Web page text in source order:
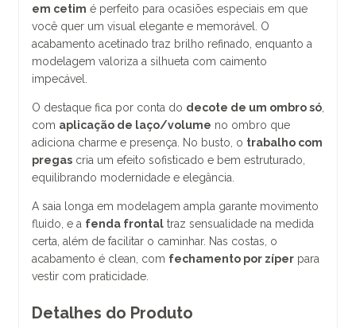
em cetim é perfeito para ocasiões especiais em que
você quer um visual elegante e memorável. O
acabamento acetinado traz brilho refinado, enquanto a
modelagem valoriza a silhueta com caimento
impecável.
O destaque fica por conta do decote de um ombro só
com aplicação de laço/volume no ombro que
adiciona charme e presença. No busto, o trabalho com
pregas cria um efeito sofisticado e bem estruturado,
equilibrando modernidade e elegância.
A saia longa em modelagem ampla garante movimento
fluido, e a fenda frontal traz sensualidade na medida
certa, além de facilitar o caminhar. Nas costas, o
acabamento é clean, com fechamento por zíper para
vestir com praticidade.
Detalhes do Produto